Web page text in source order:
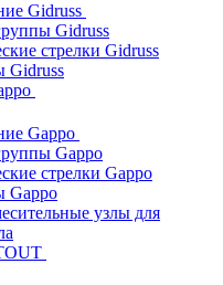
Gidruss
Gidruss
стрелки Gidruss
Gidruss
Gappo
Gappo
стрелки Gappo
Gappo
узлы для